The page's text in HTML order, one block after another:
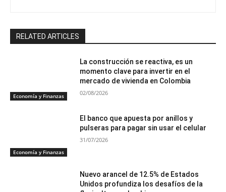
RELATED ARTICLES
Economía y Finanzas
La construcción se reactiva, es un
momento clave para invertir en el
mercado de vivienda en Colombia
02/08/2026
Economía y Finanzas
El banco que apuesta por anillos y
pulseras para pagar sin usar el celular
31/07/2026
Nuevo arancel de 12.5% de Estados
Unidos profundiza los desafíos de la